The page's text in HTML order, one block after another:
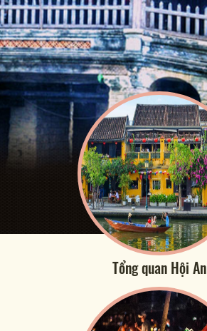
Tổng quan Hội An